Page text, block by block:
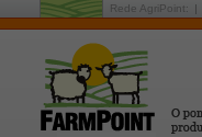
Rede AgriPoint: